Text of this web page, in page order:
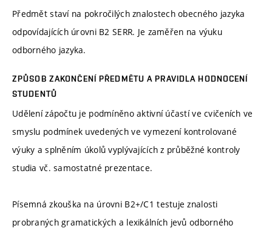
Předmět staví na pokročilých znalostech obecného jazyka
odpovídajících úrovni B2 SERR. Je zaměřen na výuku
odborného jazyka.
ZPŮSOB ZAKONČENÍ PŘEDMĚTU A PRAVIDLA HODNOCENÍ
STUDENTŮ
Udělení zápočtu je podmíněno aktivní účastí ve cvičeních ve
smyslu podmínek uvedených ve vymezení kontrolované
výuky a splněním úkolů vyplývajících z průběžné kontroly
studia vč. samostatné prezentace.
Písemná zkouška na úrovni B2+/C1 testuje znalosti
probraných gramatických a lexikálních jevů odborného